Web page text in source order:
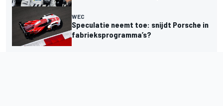
WEC
Speculatie neemt toe: snijdt Porsche in
fabrieksprogramma’s?